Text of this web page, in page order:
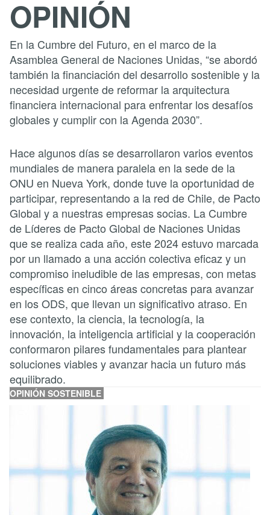
OPINIÓN
En la Cumbre del Futuro, en el marco de la
Asamblea General de Naciones Unidas, “se abordó
también la financiación del desarrollo sostenible y la
necesidad urgente de reformar la arquitectura
financiera internacional para enfrentar los desafíos
globales y cumplir con la Agenda 2030”.
Hace algunos días se desarrollaron varios eventos
mundiales de manera paralela en la sede de la
ONU en Nueva York, donde tuve la oportunidad de
participar, representando a la red de Chile, de Pacto
Global y a nuestras empresas socias. La Cumbre
de Líderes de Pacto Global de Naciones Unidas
que se realiza cada año, este 2024 estuvo marcada
por un llamado a una acción colectiva eficaz y un
compromiso ineludible de las empresas, con metas
específicas en cinco áreas concretas para avanzar
en los ODS, que llevan un significativo atraso. En
ese contexto, la ciencia, la tecnología, la
innovación, la inteligencia artificial y la cooperación
conformaron pilares fundamentales para plantear
soluciones viables y avanzar hacia un futuro más
equilibrado.
OPINIÓN SOSTENIBLE